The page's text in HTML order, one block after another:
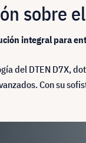
sobre
integral para
del DTEN D7X,
Con su